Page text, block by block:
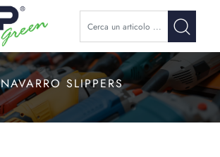
NAVARRO SLIPPERS